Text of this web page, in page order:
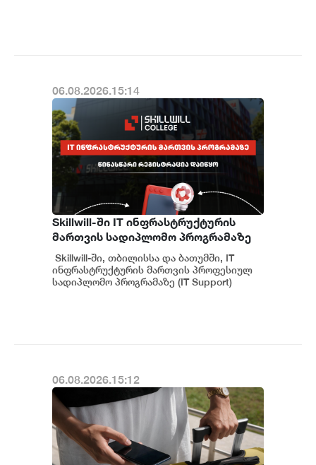
06.08.2026.15:14
Skillwill-ში IT ინფრასტრუქტურის
მართვის სადიპლომო პროგრამაზე
წინასწარი რეგისტრაცია დაიწყო
Skillwill-ში, თბილისსა და ბათუმში, IT
ინფრასტრუქტურის მართვის პროფესიულ
სადიპლომო პროგრამაზე (IT Support)
06.08.2026.15:12